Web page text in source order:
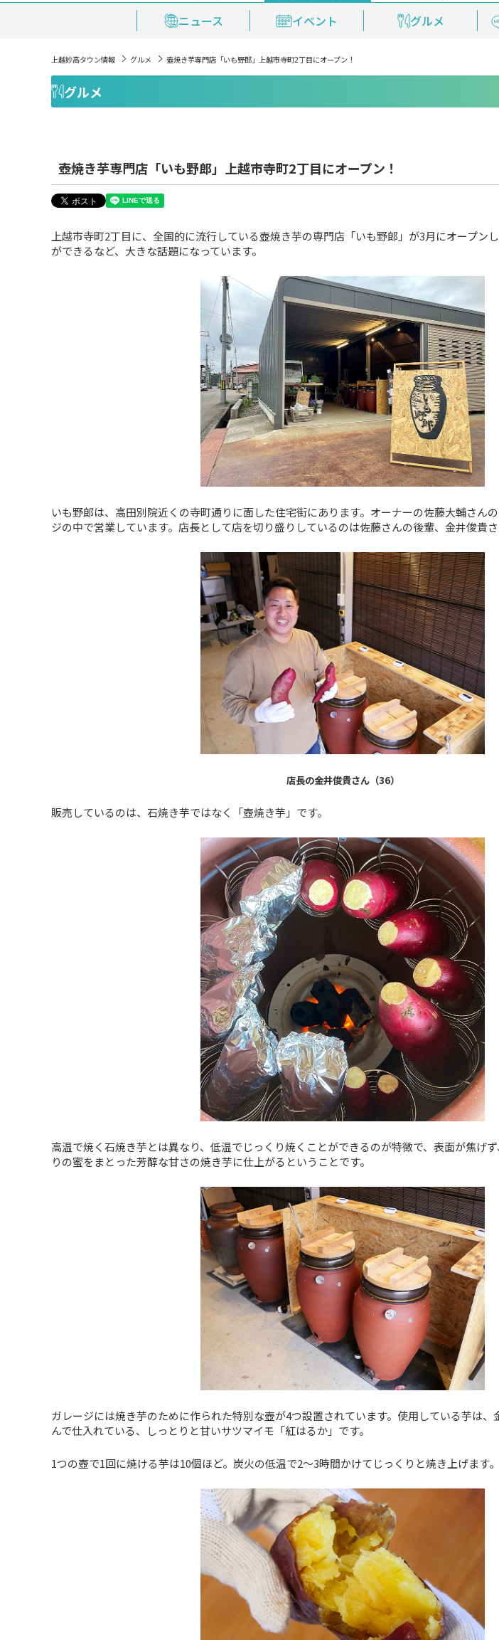
ニュース
イベント グルメ
おくやみ情報
安全安心情報 天気
ライブ配信
見逃し
上越妙高タウン情報 グルメ 壺焼き芋専門店「いも野郎」上越市寺町2丁目にオープン！
グルメ
壺焼き芋専門店「いも野郎」上越市寺町2丁目にオープン！
上越市寺町2丁目に、全国的に流行している壺焼き芋の専門店「いも野郎」が3月にオープン
ができるなど、大きな話題になっています。
いも野郎は、高田別院近くの寺町通りに面した住宅街にあります。オーナーの佐藤大輔さん
ジの中で営業しています。店長として店を切り盛りしているのは佐藤さんの後輩、金井俊貴さ
店長の金井俊貴さん（36）
販売しているのは、石焼き芋ではなく「壺焼き芋」です。
高温で焼く石焼き芋とは異なり、低温でじっくり焼くことができるのが特徴で、表面が焦げ
りの蜜をまとった芳醇な甘さの焼き芋に仕上がるということです。
ガレージには焼き芋のために作られた特別な壺が4つ設置されています。使用している芋は
んで仕入れている、しっとりと甘いサツマイモ「紅はるか」です。
1つの壺で1回に焼ける芋は10個ほど。炭火の低温で2～3時間かけてじっくりと焼き上げます。